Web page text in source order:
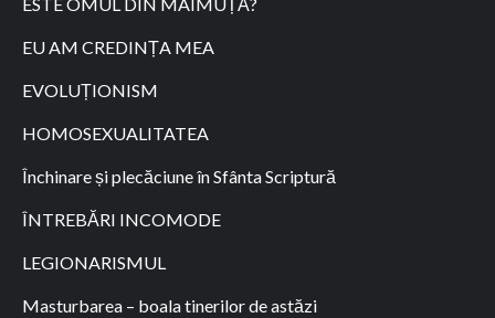
EU AM CREDINȚA MEA
EVOLUȚIONISM
HOMOSEXUALITATEA
Închinare și plecăciune în Sfânta Scriptură
ÎNTREBĂRI INCOMODE
LEGIONARISMUL
Masturbarea – boala tinerilor de astăzi